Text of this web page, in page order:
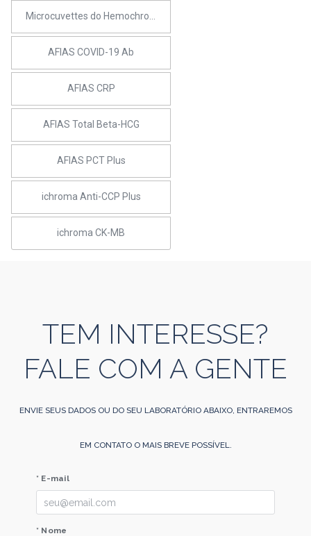
AFIAS COVID-19 Ab
AFIAS CRP
AFIAS Total Beta-HCG
AFIAS PCT Plus
ichroma Anti-CCP Plus
ichroma CK-MB
TEM INTERESSE?
FALE COM A GENTE
ENVIE SEUS DADOS OU DO SEU LABORATÓRIO ABAIXO, ENTRAREMOS
EM CONTATO O MAIS BREVE POSSÍVEL.
* E-mail
* Nome